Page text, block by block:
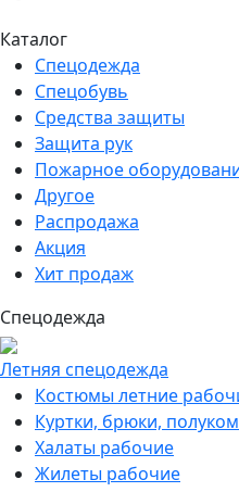
Каталог
Спецодежда
Спецобувь
Средства защиты
Защита рук
Пожарное
Другое
Распродажа
Акция
Хит продаж
Спецодежда
Летняя спецодежда
Костюмы летние
Куртки, брюки,
Халаты рабочие
Жилеты рабочие